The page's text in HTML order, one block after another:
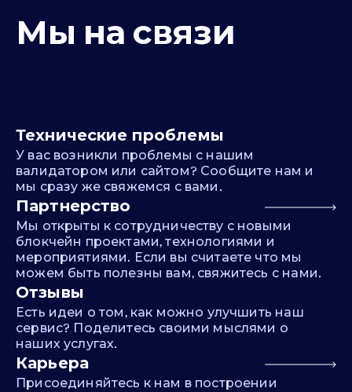
Мы на связи
Технические проблемы
У вас возникли проблемы с нашим
валидатором или сайтом? Сообщите нам и
мы сразу же свяжемся с вами.
Партнерство
Мы открыты к сотрудничеству с новыми
блокчейн проектами, технологиями и
мероприятиями. Если вы считаете что мы
можем быть полезны вам, свяжитесь с нами.
Отзывы
Есть идеи о том, как можно улучшить наш
сервис? Поделитесь своими мыслями о
наших услугах.
Карьера
Присоединяйтесь к нам в построении